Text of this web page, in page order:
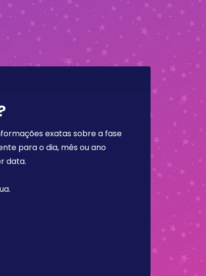
exatas sobre a fase
para o dia, mês ou ano
data.